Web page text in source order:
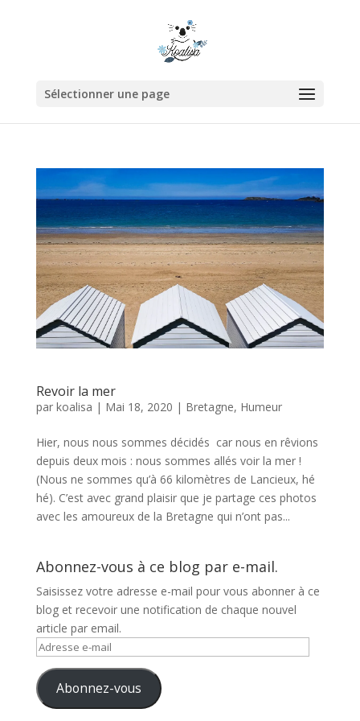
Sélectionner une page
Revoir la mer
par koalisa | Mai 18, 2020 | Bretagne, Humeur
Hier, nous nous sommes décidés car nous en rêvions
depuis deux mois : nous sommes allés voir la mer !
(Nous ne sommes qu’à 66 kilomètres de Lancieux, hé
hé). C’est avec grand plaisir que je partage ces photos
avec les amoureux de la Bretagne qui n’ont pas...
Abonnez-vous à ce blog par e-mail.
Saisissez votre adresse e-mail pour vous abonner à ce
blog et recevoir une notification de chaque nouvel
article par email.
Adresse
mail Abonnez-vous